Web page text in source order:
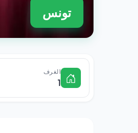
تونس
الغرف
1